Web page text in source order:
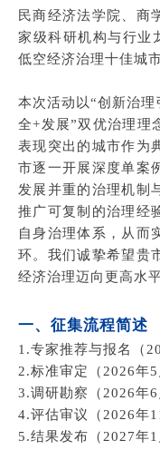
民商经济法学院、商
家级科研机构与行业
低空经济治理十佳城
本次活动以“创新治
全+发展”双优治理理
表现突出的城市作为
市逐一开展深度单案
发展并重的治理机制
推广可复制的治理经
自身治理体系，从
环。我们诚挚希望贵
经济治理迈向更高水平
一、征集流程简述
1.专家推荐与报名（
2.标准审定（2026年5
3.调研勘察（2026年6
4.评估审议（2026年
5.结果发布（2027年1